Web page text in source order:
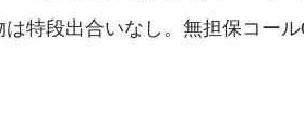
特段出合いなし。無担保コー